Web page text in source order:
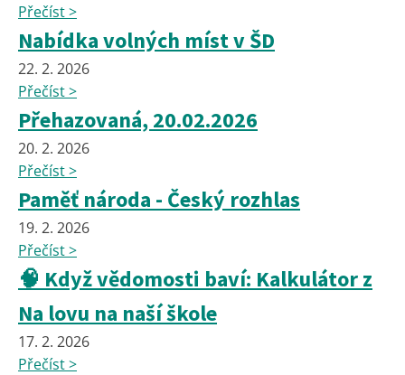
Přečíst >
Nabídka volných míst v ŠD
22. 2. 2026
Přečíst >
Přehazovaná, 20.02.2026
20. 2. 2026
Přečíst >
Paměť národa - Český rozhlas
19. 2. 2026
Přečíst >
🧠 Když vědomosti baví: Kalkulátor z
Na lovu na naší škole
17. 2. 2026
Přečíst >